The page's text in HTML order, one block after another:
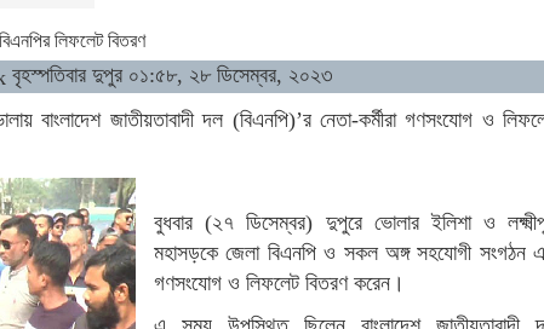
বৃহস্পতিবার দুপুর ০১:৫৮, ২৮ ডিসেম্বর, ২০২৩
বাংলাদেশ জাতীয়তাবাদী দল (বিএনপি)’র নেতা-কর্মীরা গণসংযোগ ও
বুধবার (২৭ ডিসেম্বর) দুপুরে ভোলার ইলিশা ও
মহাসড়কে জেলা বিএনপি ও সকল অঙ্গ সহযোগী সংগঠন
গণসংযোগ ও লিফলেট বিতরণ করেন।